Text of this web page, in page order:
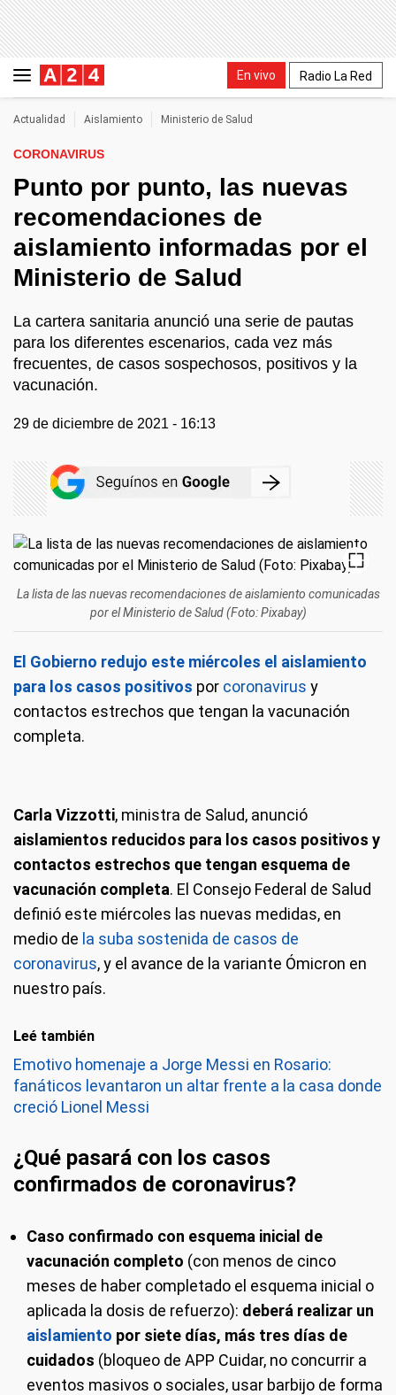
En vivo Radio La Red
Actualidad Aislamiento Ministerio de Salud
CORONAVIRUS
Punto por punto, las nuevas
recomendaciones de
aislamiento informadas por el
Ministerio de Salud
La cartera sanitaria anunció una serie de pautas
para los diferentes escenarios, cada vez más
frecuentes, de casos sospechosos, positivos y la
vacunación.
29 de diciembre de 2021 - 16:13
La lista de las nuevas recomendaciones de aislamiento comunicadas
por el Ministerio de Salud (Foto: Pixabay)
El Gobierno redujo este miércoles el aislamiento
para los casos positivos por coronavirus y
contactos estrechos que tengan la vacunación
completa.
Carla Vizzotti, ministra de Salud, anunció
aislamientos reducidos para los casos positivos y
contactos estrechos que tengan esquema de
vacunación completa. El Consejo Federal de Salud
definió este miércoles las nuevas medidas, en
medio de la suba sostenida de casos de
coronavirus, y el avance de la variante Ómicron en
nuestro país.
Leé también
Emotivo homenaje a Jorge Messi en Rosario:
fanáticos levantaron un altar frente a la casa donde
creció Lionel Messi
¿Qué pasará con los casos
confirmados de coronavirus?
Caso confirmado con esquema inicial de
vacunación completo (con menos de cinco
meses de haber completado el esquema inicial o
aplicada la dosis de refuerzo): deberá realizar un
aislamiento por siete días, más tres días de
cuidados (bloqueo de APP Cuidar, no concurrir a
eventos masivos o sociales, usar barbijo de forma